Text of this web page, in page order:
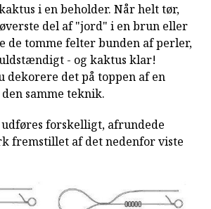
i en beholder. Når helt tør,
del af "jord" i en brun eller
de tomme felter bunden af perler,
- og kaktus klar!
dekorere det på toppen af en
samme teknik.
forskelligt, afrundede
fremstillet af det nedenfor viste